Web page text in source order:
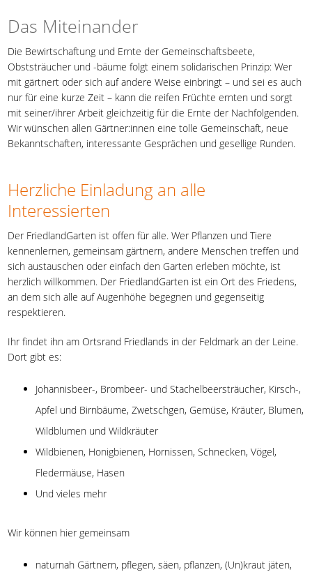
Das Miteinander
Die Bewirtschaftung und Ernte der Gemeinschaftsbeete,
Obststräucher und -bäume folgt einem solidarischen Prinzip: Wer
mit gärtnert oder sich auf andere Weise einbringt – und sei es auch
nur für eine kurze Zeit – kann die reifen Früchte ernten und sorgt
mit seiner/ihrer Arbeit gleichzeitig für die Ernte der Nachfolgenden.
Wir wünschen allen Gärtner:innen eine tolle Gemeinschaft, neue
Bekanntschaften, interessante Gesprächen und gesellige Runden.
Herzliche Einladung an alle
Interessierten
Der FriedlandGarten ist offen für alle. Wer Pflanzen und Tiere
kennenlernen, gemeinsam gärtnern, andere Menschen treffen und
sich austauschen oder einfach den Garten erleben möchte, ist
herzlich willkommen. Der FriedlandGarten ist ein Ort des Friedens,
an dem sich alle auf Augenhöhe begegnen und gegenseitig
respektieren.
Ihr findet ihn am Ortsrand Friedlands in der Feldmark an der Leine.
Dort gibt es:
Johannisbeer-, Brombeer- und Stachelbeersträucher, Kirsch-,
Apfel und Birnbäume, Zwetschgen, Gemüse, Kräuter, Blumen,
Wildblumen und Wildkräuter
Wildbienen, Honigbienen, Hornissen, Schnecken, Vögel,
Fledermäuse, Hasen
Und vieles mehr
Wir können hier gemeinsam
naturnah Gärtnern, pflegen, säen, pflanzen, (Un)kraut jäten,